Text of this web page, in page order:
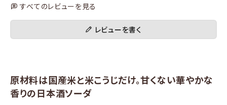
すべてのレビューを見る
レビューを書く
原材料は国産米と米こうじだけ。甘くない華やかな
香りの日本酒ソーダ